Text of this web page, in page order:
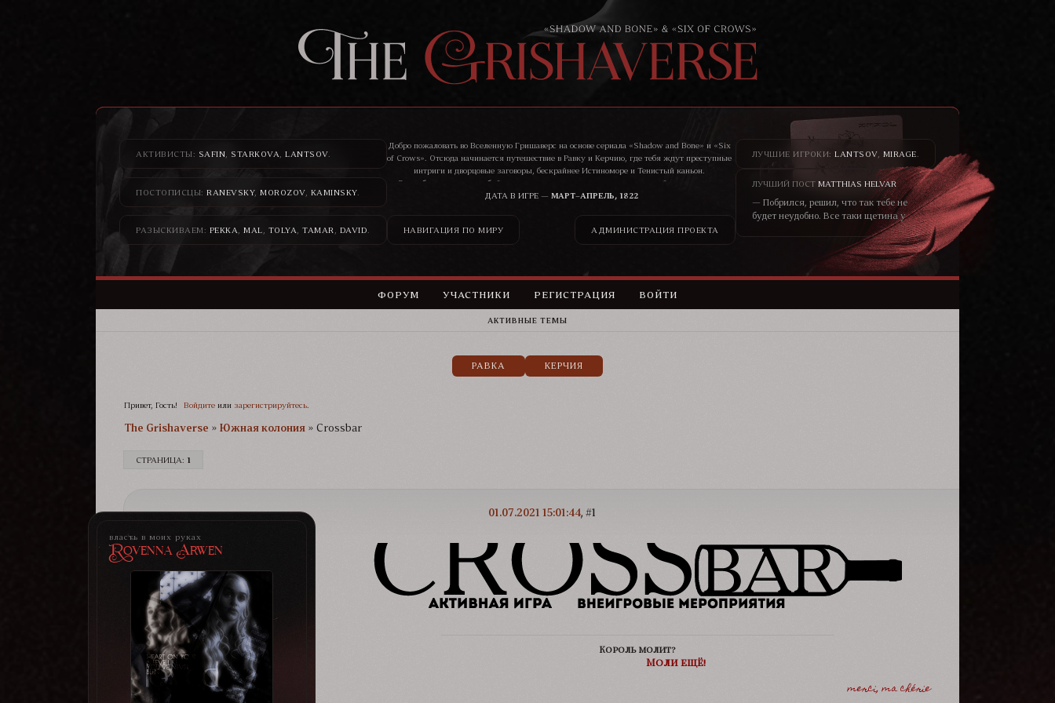
АКТИВИСТЫ: SAFIN STARKOVA LANTSOV.
ПОСТОПИСЦЫ: RANEVSKY, MOROZOV, KAMINSKY.
РАЗЫСКИВАЕМ: PEKKA MAL TOLYA TAMAR DAVID
Добро пожаловать во Вселенную Гришаверс на основе сериала «Shadow and Bone» и «Six
of Crows». Отсюда начинается путешествие в Равку и Керчию, где тебя ждут преступные
интриги и дворцовые заговоры, бескрайнее Истиноморе и Тенистый каньон.
Здесь бандиты, воры, убийцы, цари и святые ведут нескончаемую войну, и никто не
сможет остаться в стороне от ее последствий.
ДАТА В ИГРЕ — МАРТ–АПРЕЛЬ, 1822
НАВИГАЦИЯ ПО МИРУ АДМИНИСТРАЦИЯ ПРОЕКТА
ЛУЧШИЕ ИГРОКИ: LANTSOV, MIRAGE
ЛУЧШИЙ ПОСТ MATTHIAS HELVAR
— Побрился, решил, что так тебе не
будет неудобно. Все таки щетина у
меня всегда была жёсткая, как
шерсть у медведя. – он хохотнул. —
Не думаю, что меня сторонятся
только из-за щетины. Скорее в
принципе от того, что я чужеземец.
уголки глаз блондина чуть сузились,
ФОРУМ УЧАСТНИКИ РЕГИСТРАЦИЯ ВОЙТИ
АКТИВНЫЕ ТЕМЫ
РАВКА КЕРЧИЯ
Привет, Гость! Войдите или зарегистрируйтесь
The Grishaverse­­­ » Южная колония » Crossbar
СТРАНИЦА: 1
1
01.07.2021 15:01:44
власть в моих руках
Rovenna Arwen
Король молит?
Моли ещё!
merci, ma chérie